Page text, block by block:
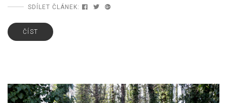
SDÍLET ČLÁNEK:
ČÍST